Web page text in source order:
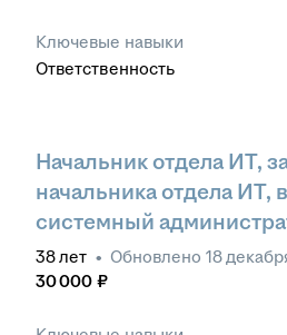
Ключевые навыки
Ответственность
Начальник отдела ИТ,
начальника отдела ИТ,
системный
38лет • Обновлено 18
30 000 ₽